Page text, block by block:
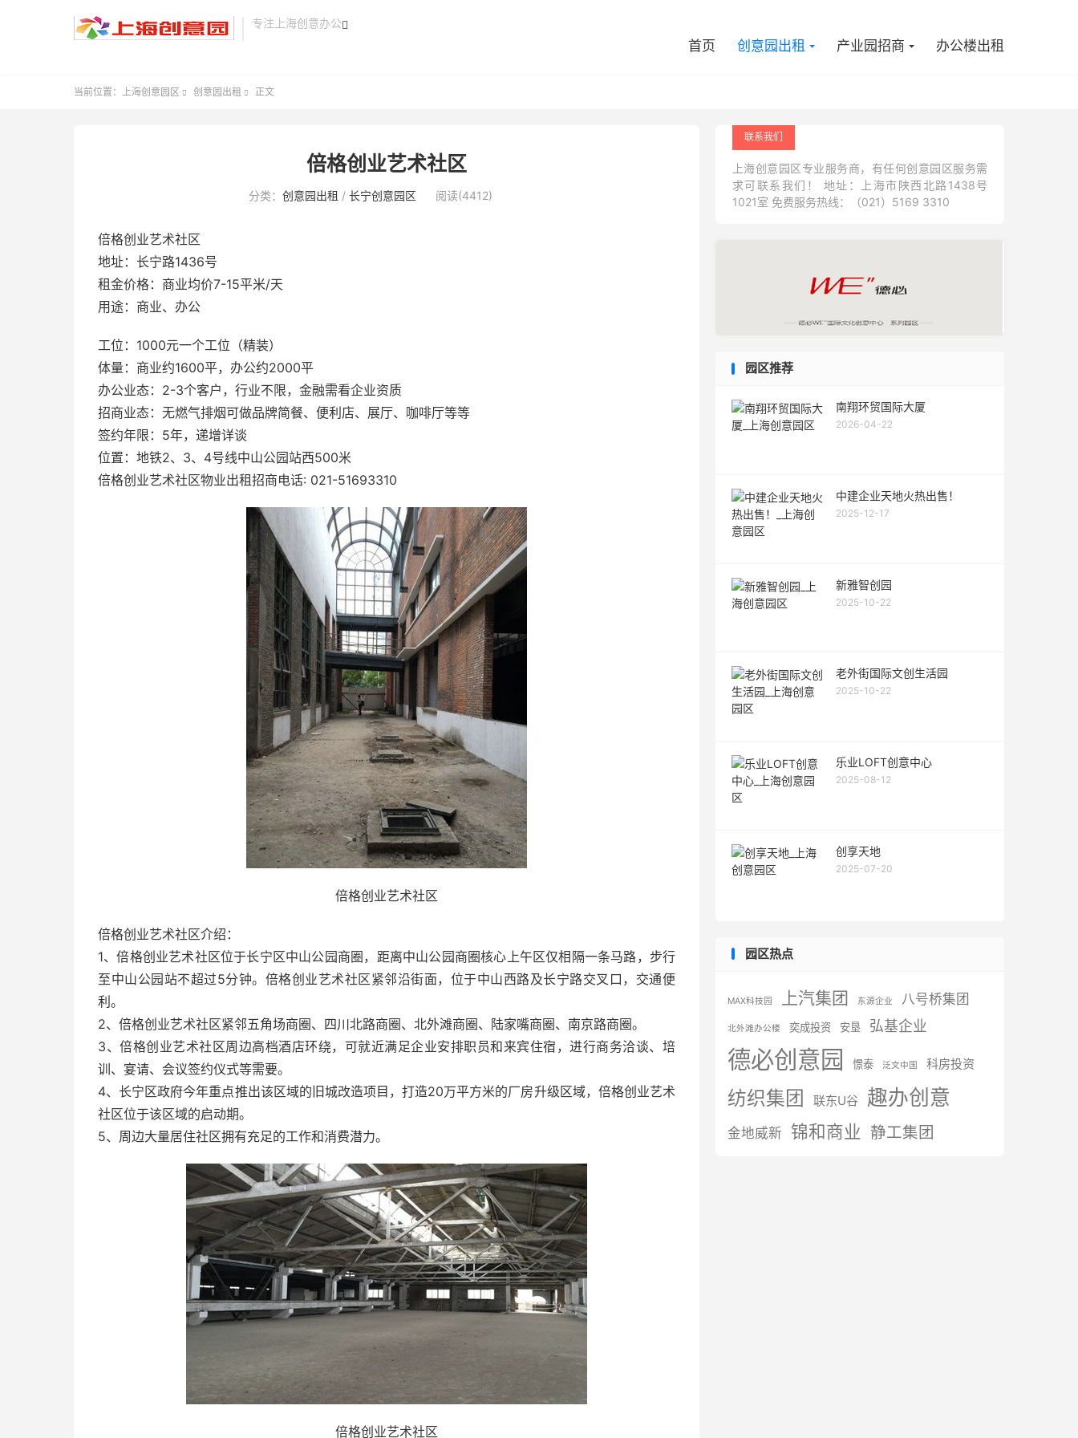
专注上海创意办公 
首页 创意园出租 产业园招商 办公楼出租
当前位置： 上海创意园区  创意园出租  正文
倍格创业艺术社区
分类： 创意园出租 / 长宁创意园区 阅读(4412)
倍格创业艺术社区
地址：长宁路1436号
租金价格：商业均价7-15平米/天
用途：商业、办公
工位：1000元一个工位（精装）
体量：商业约1600平，办公约2000平
办公业态：2-3个客户，行业不限，金融需看企业资质
招商业态：无燃气排烟可做品牌简餐、便利店、展厅、咖啡厅等等
签约年限：5年，递增详谈
位置：地铁2、3、4号线中山公园站西500米
倍格创业艺术社区物业出租招商电话: 021-51693310
倍格创业艺术社区
倍格创业艺术社区介绍：
1、倍格创业艺术社区位于长宁区中山公园商圈，距离中山公园商圈核心上午区仅相隔一条马路，步行
至中山公园站不超过5分钟。倍格创业艺术社区紧邻沿街面，位于中山西路及长宁路交叉口，交通便
利。
2、倍格创业艺术社区紧邻五角场商圈、四川北路商圈、北外滩商圈、陆家嘴商圈、南京路商圈。
3、倍格创业艺术社区周边高档酒店环绕，可就近满足企业安排职员和来宾住宿，进行商务洽谈、培
训、宴请、会议签约仪式等需要。
4、长宁区政府今年重点推出该区域的旧城改造项目，打造20万平方米的厂房升级区域，倍格创业艺术
社区位于该区域的启动期。
5、周边大量居住社区拥有充足的工作和消费潜力。
倍格创业艺术社区
联系我们
上海创意园区专业服务商，有任何创意园区服务需
求可联系我们！ 地址：上海市陕西北路1438号
1021室 免费服务热线：（021）5169 3310
园区推荐
南翔环贸国际大厦
2026-04-22
中建企业天地火热出售！
2025-12-17
新雅智创园
2025-10-22
老外街国际文创生活园
2025-10-22
乐业LOFT创意中心
2025-08-12
创享天地
2025-07-20
园区热点
MAX科技园 上汽集团 东源企业 八号桥集团
北外滩办公楼 奕成投资 安垦 弘基企业
德必创意园 憬泰 泛文中国 科房投资
纺织集团 联东U谷 趣办创意
金地威新 锦和商业 静工集团